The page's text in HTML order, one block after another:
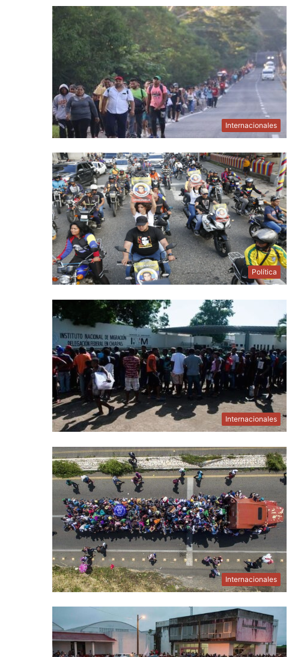
Internacionales
Política
Internacionales
Internacionales